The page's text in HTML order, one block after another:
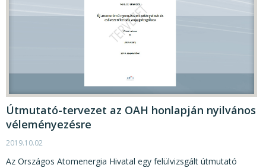
Útmutató-tervezet az OAH honlapján nyilvános
véleményezésre
2019.10.02
Az Országos Atomenergia Hivatal egy felülvizsgált útmutató